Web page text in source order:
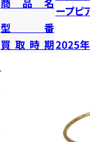
商品名
ープピ
型番
買取時期2025